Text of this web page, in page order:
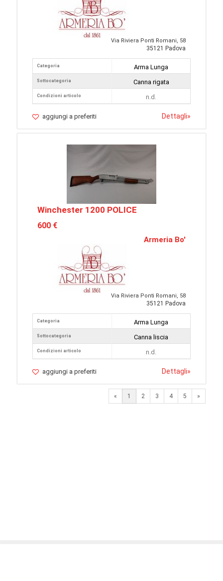
Via Riviera Ponti Romani, 58
35121 Padova
Categoria
Sottocategoria
Condizioni articolo
Arma Lunga
Canna rigata
n.d.
aggiungi a preferiti Dettagli»
Winchester 1200 POLICE
600 €
Armeria Bo'
Via Riviera Ponti Romani, 58
35121 Padova
Categoria
Sottocategoria
Condizioni articolo
Arma Lunga
Canna liscia
n.d.
aggiungi a preferiti Dettagli»
« 1 2 3 4 5 »